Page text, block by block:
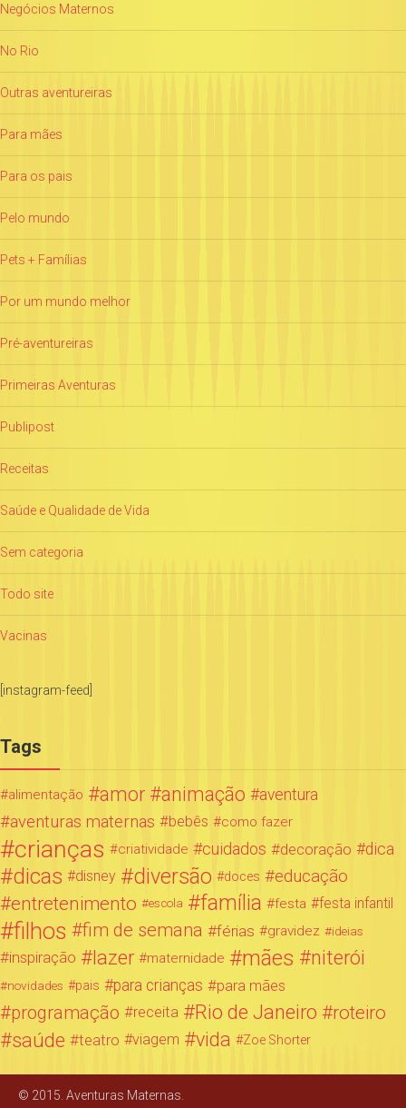
Negócios Maternos
No Rio
Outras aventureiras
Para mães
Para os pais
Pelo mundo
Pets + Famílias
Por um mundo melhor
Pré-aventureiras
Primeiras Aventuras
Publipost
Receitas
Saúde e Qualidade de Vida
Sem categoria
Todo site
Vacinas
[instagram-feed]
Tags
alimentação amor animação aventura
aventuras maternas bebês como fazer
crianças criatividade cuidados decoração dica
dicas disney diversão doces educação
entretenimento escola família festa festa infantil
filhos fim de semana férias gravidez ideias
inspiração lazer maternidade mães niterói
novidades pais para crianças para mães
programação receita Rio de Janeiro roteiro
saúde teatro viagem vida Zoe Shorter
© 2015. Aventuras Maternas.